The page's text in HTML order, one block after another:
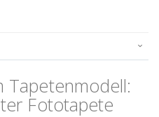
Tapetenmodell:
Fototapete